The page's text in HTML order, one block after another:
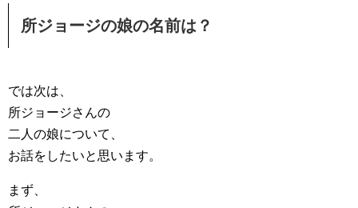
所ジョージの娘の名前は？
では次は、
所ジョージさんの
二人の娘について、
お話をしたいと思います。
まず、